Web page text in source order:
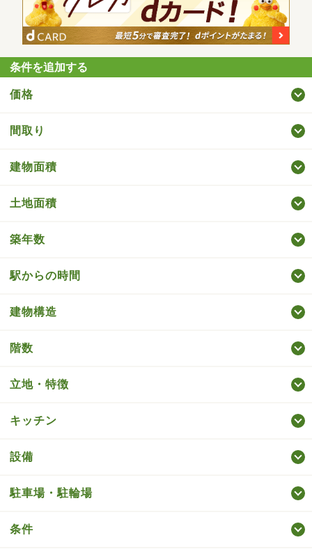
条件を追加する
価格
間取り
建物面積
土地面積
築年数
駅からの時間
建物構造
階数
立地・特徴
キッチン
設備
駐車場・駐輪場
条件